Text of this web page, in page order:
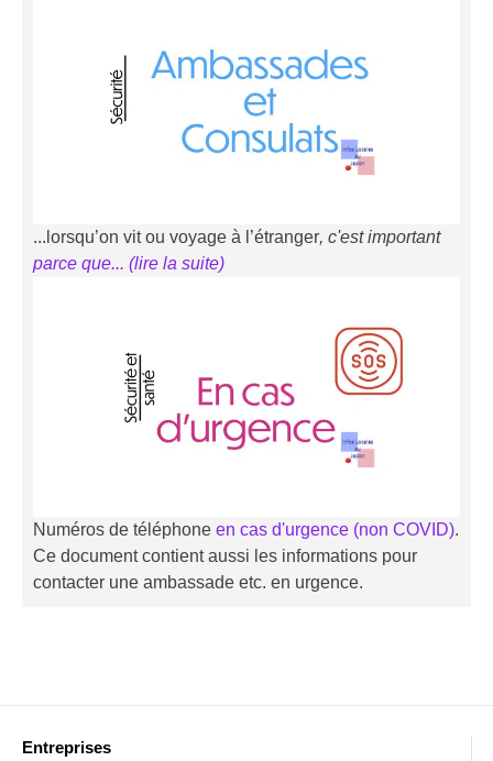
...lorsqu’on vit ou voyage à l’étranger, c'est important
parce que... (lire la suite)
Numéros de téléphone en cas d'urgence (non COVID).
Ce document contient aussi les informations pour
contacter une ambassade etc. en urgence.
Entreprises